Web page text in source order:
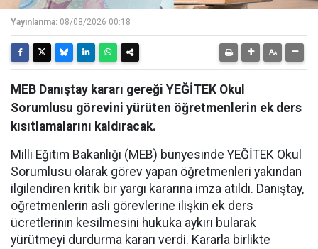
Yayınlanma: 08/08/2026 00:18
MEB Danıştay kararı gereği YEĞİTEK Okul
Sorumlusu görevini yürüten öğretmenlerin ek ders
kısıtlamalarını kaldıracak.
Milli Eğitim Bakanlığı (MEB) bünyesinde YEĞİTEK Okul
Sorumlusu olarak görev yapan öğretmenleri yakından
ilgilendiren kritik bir yargı kararına imza atıldı. Danıştay,
öğretmenlerin asli görevlerine ilişkin ek ders
ücretlerinin kesilmesini hukuka aykırı bularak
yürütmeyi durdurma kararı verdi. Kararla birlikte